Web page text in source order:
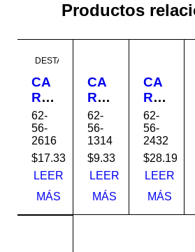
Productos
DESTACADO
CA
RRI
OL
A
1.50
K-
16
6x2
x16
62-
56-
2616
$17.33
LEER
MÁS
CA
RRI
OL
A
1.50
K-
16
3x1
-1/2
62-
56-
1314
$9.33
LEER
MÁS
CA
RRI
OL
A
1.50
K-
16
4x2
x32
62-
56-
2432
$28.19
LEER
MÁS